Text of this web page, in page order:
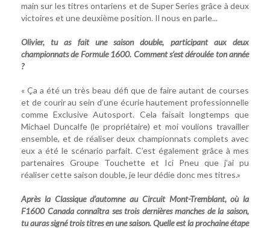
main sur les titres ontariens et de Super Series grâce à deux
victoires et une deuxième position. Il nous en parle...
Olivier, tu as fait une saison double, participant aux deux
championnats de Formule 1600. Comment s’est déroulée ton année
?
« Ça a été un très beau défi que de faire autant de courses
et de courir au sein d’une écurie hautement professionnelle
comme Exclusive Autosport. Cela faisait longtemps que
Michael Duncalfe (le propriétaire) et moi voulions travailler
ensemble, et de réaliser deux championnats complets avec
eux a été le scénario parfait. C’est également grâce à mes
partenaires Groupe Touchette et Ici Pneu que j’ai pu
réaliser cette saison double, je leur dédie donc mes titres.»
Après la Classique d’automne au Circuit Mont-Tremblant, où la
F1600 Canada connaîtra ses trois dernières manches de la saison,
tu auras signé trois titres en une saison. Quelle est la prochaine étape